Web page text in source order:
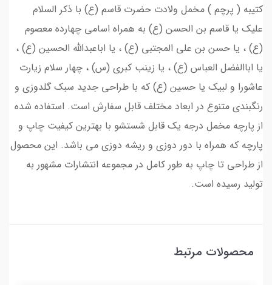
کتیبه ( پرچم ) مخمل ولادت حضرت قاسم (ع) با ذکر السلام
علیک یا قاسم بن الحسن (ع) به همراه اسامی چهارده معصوم
(ع) ، یا حسن بن علی المجتبی (ع) ، یا اباعبدالله الحسین (ع) ،
یا اباالفضل العباس (ع) ، یا زینب کبری (س) ، چهار سلام زیارت
عاشورا و لبیک یا حسین (ع) که با طراحی جدید سبک گلدوزی و
رنگبندی متنوع در ابعاد مختلف قابل سفارش است. استفاده شده
از پارچه مخمل درجه یک قابل شستشو با بهترین کیفیت چاپ و
پارچه که همراه با دور دوزی و ریشه دوزی می باشد. این محصول
از طراحی تا چاپ به طور کامل در مجموعه انتشارات مشهور به
تولید رسیده است.
محصولات مرتبط